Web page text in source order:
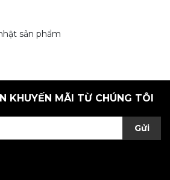
sản phẩm
KHUYẾN MÃI TỪ CHÚNG TÔI
Gửi